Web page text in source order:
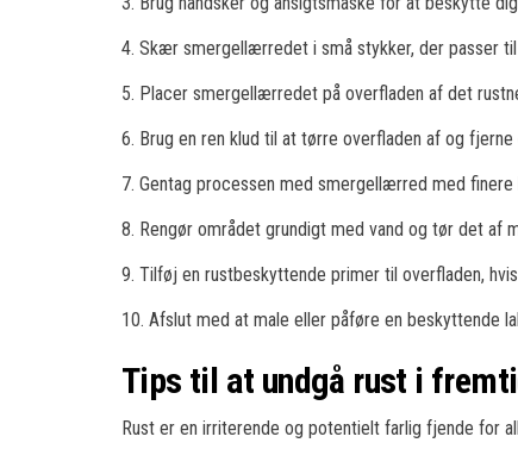
4. Skær smergellærredet i små stykker, der passer
5. Placer smergellærredet på overfladen af det
6. Brug en ren klud til at tørre overfladen af og
7. Gentag processen med smergellærred med
8. Rengør området grundigt med vand og tør det af
9. Tilføj en rustbeskyttende primer til overfladen,
10. Afslut med at male eller påføre en beskyttende
Tips til at undgå rust i
Rust er en irriterende og potentielt farlig fjende for